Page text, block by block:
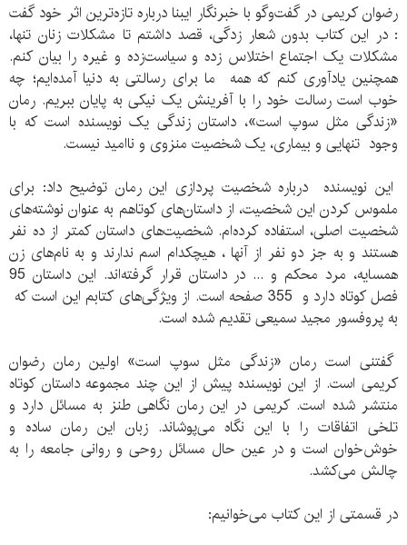
رضوان کریمی در گفت‌وگو با خبرنگار ایبنا درباره تازه‌ترین اثر خود گفت
: در این کتاب بدون شعار زدگی، قصد داشتم تا مشکلات زنان تنها،
مشکلات یک اجتماع اختلاس زده و سیاست‌زده و غیره را بیان کنم.
همچنین یادآوری کنم که همه ما برای رسالتی به دنیا آمده‌ایم؛ چه
خوب است رسالت خود را با آفرینش یک نیکی به پایان ببریم. رمان
«زندگی مثل سوپ است»، داستان زندگی یک نویسنده است که با
وجود تنهایی و بیماری، یک شخصیت منزوی و ناامید نیست.
این نویسنده درباره شخصیت پردازی این رمان توضیح داد: برای
ملموس کردن این شخصیت، از داستان‌های کوتاهم به عنوان نوشته‌های
شخصیت اصلی، استفاده کرده‌ام. شخصیت‌های داستان کمتر از ده نفر
هستند و به جز دو نفر از آنها ، هیچکدام اسم ندارند و به نام‌های زن
همسایه، مرد محکم و ... در داستان قرار گرفته‌اند. این داستان 95
فصل کوتاه دارد و 355 صفحه است. از ویژگی‌های کتابم این است که
به پروفسور مجید سمیعی تقدیم شده است.
گفتنی است رمان «زندگی مثل سوپ است» اولین رمان رضوان
کریمی است. از این نویسنده پیش از این چند مجموعه داستان کوتاه
منتشر شده است. کریمی در این رمان نگاهی طنز به مسائل دارد و
تلخی اتفاقات را با این نگاه می‌پوشاند. زبان این رمان ساده و
خوش‌خوان است و در عین حال مسائل روحی و روانی جامعه را به
چالش می‌کشد.
در قسمتی از این کتاب می‌خوانیم: